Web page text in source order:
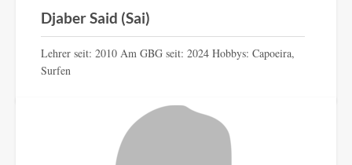
Djaber Said (Sai)
Lehrer seit: 2010 Am GBG seit: 2024 Hobbys: Capoeira,
Surfen